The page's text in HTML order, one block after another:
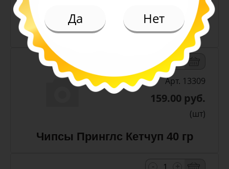
(шт)
Чипсы Лейс Краб 70 гр
+
Арт. 13309
159.00 руб.
(шт)
Чипсы Принглс Кетчуп 40 гр
Да Нет